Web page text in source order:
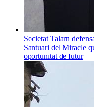
Societat Talarn
Santuari del Miracle
oportunitat de futur